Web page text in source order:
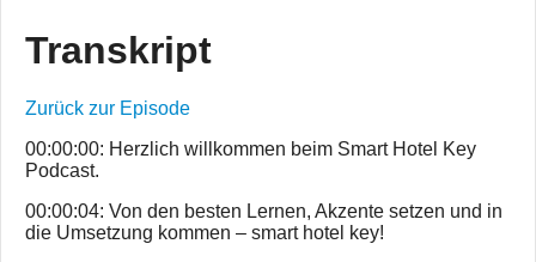
Transkript
Zurück zur Episode
00:00:00: Herzlich willkommen beim Smart Hotel Key
Podcast.
00:00:04: Von den besten Lernen, Akzente setzen und in
die Umsetzung kommen – smart hotel key!